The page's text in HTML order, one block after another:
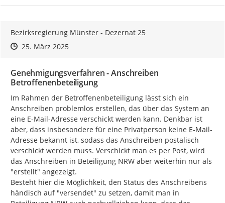
Bezirksregierung Münster - Dezernat 25
Zeitpunkt des Erstellens
Zeitpunkt des Erstellens
25. März 2025Zur Äußerung
Genehmigungsverfahren - Anschreiben
Betroffenenbeteiligung
Im Rahmen der Betroffenenbeteiligung lässt sich ein
Anschreiben problemlos erstellen, das über das System an
eine E-Mail-Adresse verschickt werden kann. Denkbar ist
aber, dass insbesondere für eine Privatperson keine E-Mail-
Adresse bekannt ist, sodass das Anschreiben postalisch
verschickt werden muss. Verschickt man es per Post, wird
das Anschreiben in Beteiligung NRW aber weiterhin nur als
"erstellt" angezeigt.
Besteht hier die Möglichkeit, den Status des Anschreibens
händisch auf "versendet" zu setzen, damit man in